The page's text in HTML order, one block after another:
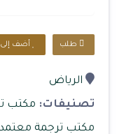
طلب أضف
الرياض
تصنيفات: مكتب
مكتب ترجمة